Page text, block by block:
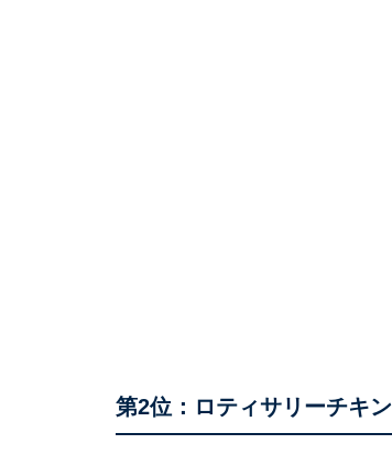
第2位：ロティサリーチキン